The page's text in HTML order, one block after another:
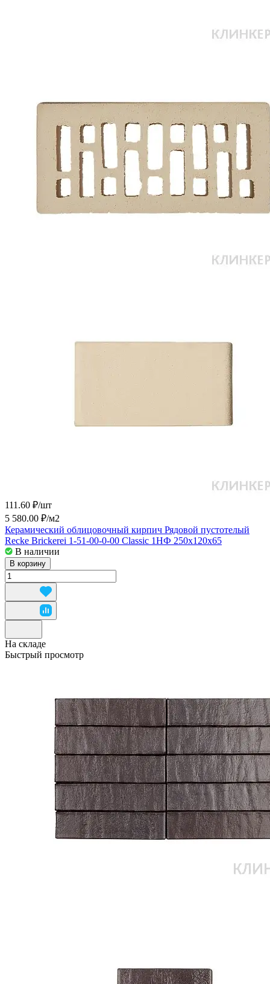
111.60 ₽/шт
5 580.00 ₽/м2
Керамический облицовочный кирпич Рядовой пустотелый
Recke Brickerei 1-51-00-0-00 Classic 1НФ 250x120x65
В наличии
В корзину
На складе
Быстрый просмотр